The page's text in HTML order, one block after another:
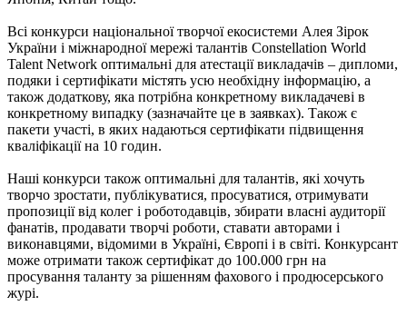
Всі конкурси національної творчої екосистеми Алея Зірок
України і міжнародної мережі талантів Constellation World
Talent Network оптимальні для атестації викладачів – дипломи,
подяки і сертифікати містять усю необхідну інформацію, а
також додаткову, яка потрібна конкретному викладачеві в
конкретному випадку (зазначайте це в заявках). Також є
пакети участі, в яких надаються сертифікати підвищення
кваліфікації на 10 годин.
Наші конкурси також оптимальні для талантів, які хочуть
творчо зростати, публікуватися, просуватися, отримувати
пропозиції від колег і роботодавців, збирати власні аудиторії
фанатів, продавати творчі роботи, ставати авторами і
виконавцями, відомими в Україні, Європі і в світі. Конкурсант
може отримати також сертифікат до 100.000 грн на
просування таланту за рішенням фахового і продюсерського
журі.